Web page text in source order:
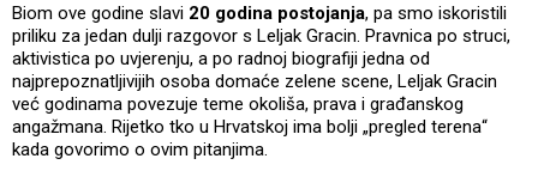
Biom ove godine slavi 20 godina postojanja, pa smo iskoristili
priliku za jedan dulji razgovor s Leljak Gracin. Pravnica po struci,
aktivistica po uvjerenju, a po radnoj biografiji jedna od
najprepoznatljivijih osoba domaće zelene scene, Leljak Gracin
već godinama povezuje teme okoliša, prava i građanskog
angažmana. Rijetko tko u Hrvatskoj ima bolji „pregled terena“
kada govorimo o ovim pitanjima.